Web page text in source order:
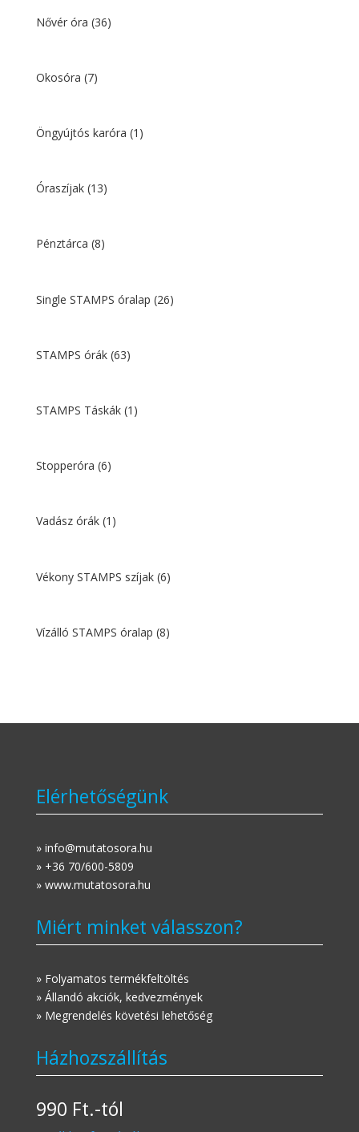
Nővér óra (36)
Okosóra (7)
Öngyújtós karóra (1)
Óraszíjak (13)
Pénztárca (8)
Single STAMPS óralap (26)
STAMPS órák (63)
STAMPS Táskák (1)
Stopperóra (6)
Vadász órák (1)
Vékony STAMPS szíjak (6)
Vízálló STAMPS óralap (8)
Elérhetőségünk
» info@mutatosora.hu
» +36 70/600-5809
» www.mutatosora.hu
Miért minket válasszon?
» Folyamatos termékfeltöltés
» Állandó akciók, kedvezmények
» Megrendelés követési lehetőség
Házhozszállítás
990 Ft.-tól